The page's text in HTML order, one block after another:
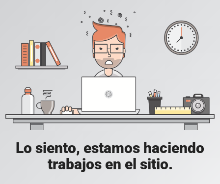
Lo siento, estamos haciendo
trabajos en el sitio.